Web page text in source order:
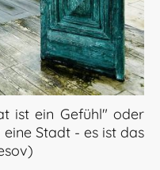
ist ein Gefühl" oder
Stadt - es ist das